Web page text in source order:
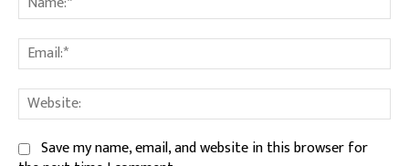
Save my name, email, and website in this browser for